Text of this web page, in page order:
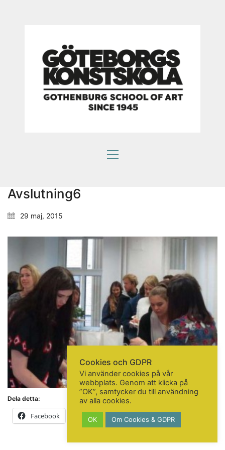
Avslutning6
29 maj, 2015
Dela detta:
Facebook X Mer
Som en bra konstskola värnar vi om kreativ
subjektivitet.
Ett eget konstnärlig språk ger kraftfulla verktyg att
själv påverka framtiden.
+46 31 14 80 61
info@gbgkonstskola.se
Kontaktsida
VAD HÄNDER…
Följ oss på Facebook
Nyhetsbrev? Prenumerera här!
© Copyright 2020. All Rights Reserved
Cookies och GDPR
Vi använder cookies på vår
webbplats. Genom att klicka på
”OK”, samtycker du till användning
av alla cookies.
OK Om Cookies & GDPR